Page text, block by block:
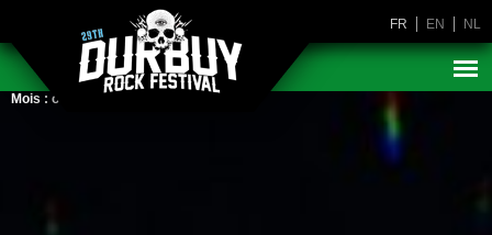
FR EN NL
Mois : octobre 2023